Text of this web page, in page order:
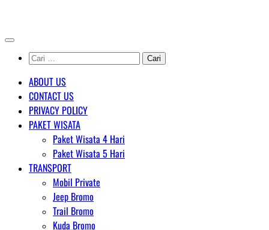
content
Cari
untuk:
ABOUT US
CONTACT US
PRIVACY POLICY
PAKET WISATA
Paket Wisata 4 Hari
Paket Wisata 5 Hari
TRANSPORT
Mobil Private
Jeep Bromo
Trail Bromo
Kuda Bromo